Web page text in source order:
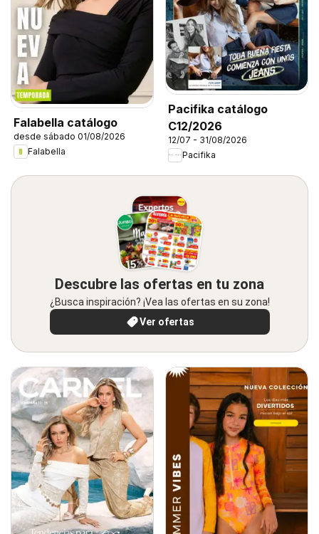
Falabella catálogo
desde sábado 01/08/2026
Falabella
Pacifika catálogo
C12/2026
12/07 - 31/08/2026
Pacifika
Descubre las ofertas en tu zona
¿Busca inspiración? ¡Vea las ofertas en su zona!
Ver ofertas